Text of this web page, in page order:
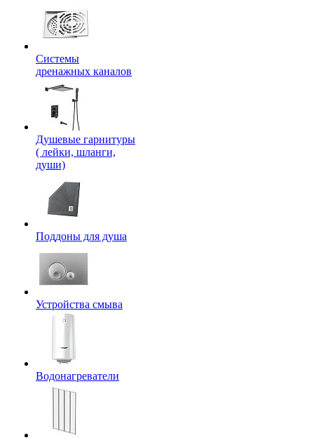
Системы
дренажных каналов
Душевые гарнитуры
( лейки, шланги,
души)
Поддоны для душа
Устройства смыва
Водонагреватели